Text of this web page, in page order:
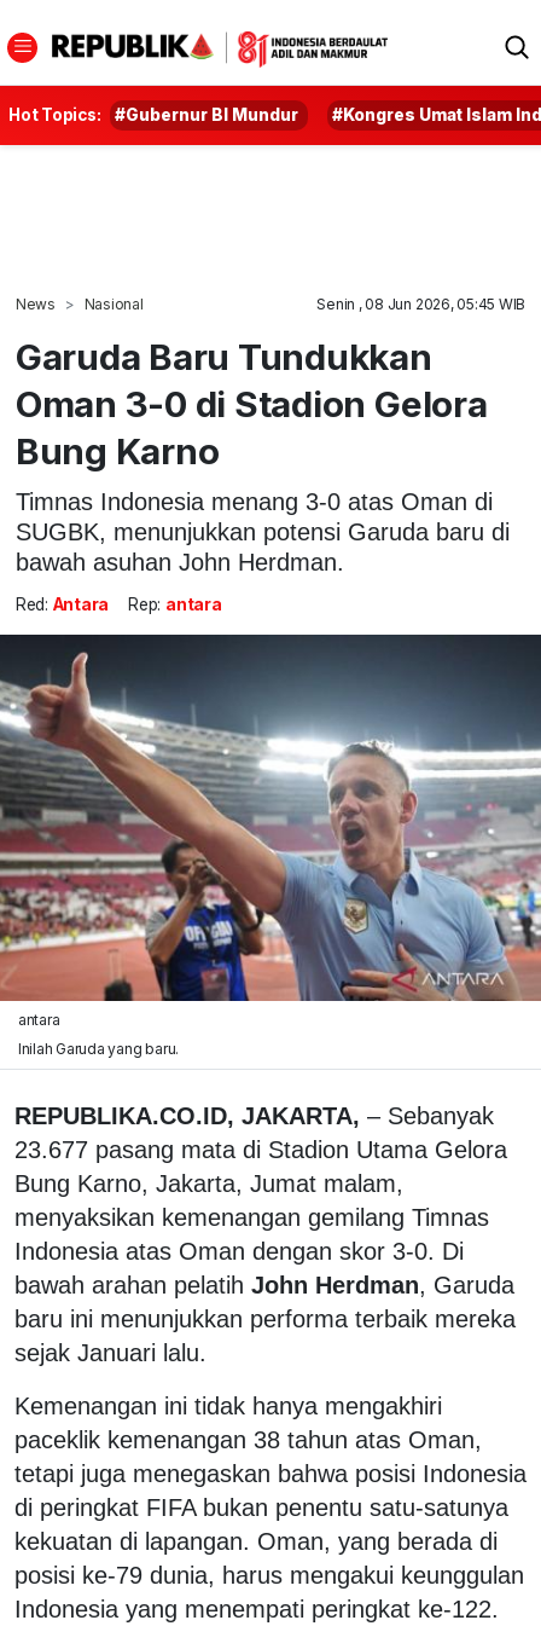
Hot Topics: #Gubernur BI Mundur #Kongres Umat Islam
News Nasional Senin , 08 Jun 2026, 05:45 WIB
Garuda Baru Tundukkan
Oman 3-0 di Stadion Gelora
Bung Karno
Timnas Indonesia menang 3-0 atas Oman di
SUGBK, menunjukkan potensi Garuda baru di
bawah asuhan John Herdman.
Red: Antara Rep: antara
antara
Inilah Garuda yang baru.
REPUBLIKA.CO.ID, JAKARTA, – Sebanyak
23.677 pasang mata di Stadion Utama Gelora
Bung Karno, Jakarta, Jumat malam,
menyaksikan kemenangan gemilang Timnas
Indonesia atas Oman dengan skor 3-0. Di
bawah arahan pelatih John Herdman, Garuda
baru ini menunjukkan performa terbaik mereka
sejak Januari lalu.
Kemenangan ini tidak hanya mengakhiri
paceklik kemenangan 38 tahun atas Oman,
tetapi juga menegaskan bahwa posisi Indonesia
di peringkat FIFA bukan penentu satu-satunya
kekuatan di lapangan. Oman, yang berada di
posisi ke-79 dunia, harus mengakui keunggulan
Indonesia yang menempati peringkat ke-122.